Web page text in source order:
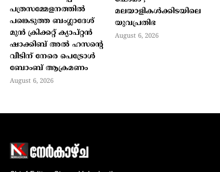
പത്രസമ്മേളനത്തില്‍
പങ്കെടുത്ത ബംഗ്ലാദേശ്
മുന്‍ ക്രിക്കറ്റ് ക്യാപ്റ്റന്‍
ഷാക്കിബ് അല്‍ ഹസന്റെ
വീടിന് നേരെ പെട്രോള്‍
ബോംബ് ആക്രമണം
August 6, 2026
മലയാളികള്‍ക്കിടയിലെ
യുവപ്രതിഭ
August 6, 2026